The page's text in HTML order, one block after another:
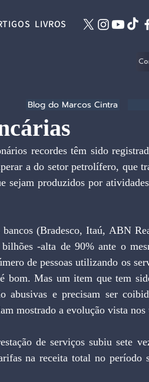
LIVROS
a do setor petrolífero, que
sejam produzidos por
-alta de 90% ante o
de pessoas utilizando os
bom. Mas um item que tem
abusivas e precisam ser
mostrado a evolução vista
de serviços subiu sete
na receita total no período
Blog do Marcos Cintra